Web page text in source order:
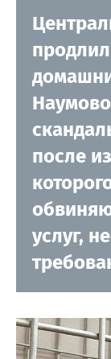
после
услуг,